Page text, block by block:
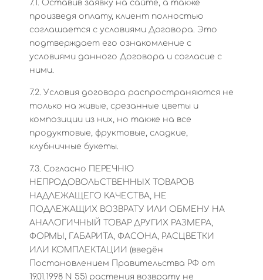
7.1. Оставив заявку на сайте, а также
произведя оплату, клиент полностью
соглашается с условиями Договора. Это
подтверждает его ознакомление с
условиями данного Договора и согласие с
ними.
7.2. Условия договора распространяются не
только на живые, срезанные цветы и
композиции из них, но также на все
продуктовые, фруктовые, сладкие,
клубничные букеты.
7.3. Согласно ПЕРЕЧНЮ
НЕПРОДОВОЛЬСТВЕННЫХ ТОВАРОВ
НАДЛЕЖАЩЕГО КАЧЕСТВА, НЕ
ПОДЛЕЖАЩИХ ВОЗВРАТУ ИЛИ ОБМЕНУ НА
АНАЛОГИЧНЫЙ ТОВАР ДРУГИХ РАЗМЕРА,
ФОРМЫ, ГАБАРИТА, ФАСОНА, РАСЦВЕТКИ
ИЛИ КОМПЛЕКТАЦИИ (введён
Постановлением Правительства РФ от
19.01.1998 N 55) растения возврату не